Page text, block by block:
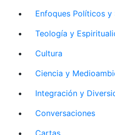
Enfoques Políticos y
Teología y
Cultura
Ciencia y
Integración y
Conversaciones
Cartas